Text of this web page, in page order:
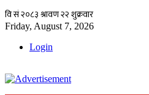
Friday, August 7, 2026
Login